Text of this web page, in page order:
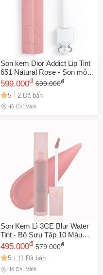
Son kem Dior Addict Lip Tint
651 Natural Rose - Son môi
hồng đất lâu trôi 12 giờ, chất
son mềm mịn, dễ tán, dành
cho phái đẹp
599.000đ 699.000đ
5 2 Đã bán
Hồ Chí Minh
Son Kem Lì 3CE Blur Water
Tint - Bộ Sưu Tập 10 Màu
Siêu Nịnh Da Cho Phái Đẹp -
Hàn Quốc
495.000đ 579.000đ
5 11 Đã bán
Hồ Chí Minh